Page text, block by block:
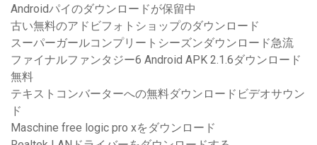
Androidパイのダウンロードが保留中
古い無料のアドビフォトショップのダウンロード
スーパーガールコンプリートシーズンダウンロード急流
ファイナルファンタジー6 Android APK 2.1.6ダウンロード
無料
テキストコンバーターへの無料ダウンロードビデオサウン
ド
Maschine free logic pro xをダウンロード